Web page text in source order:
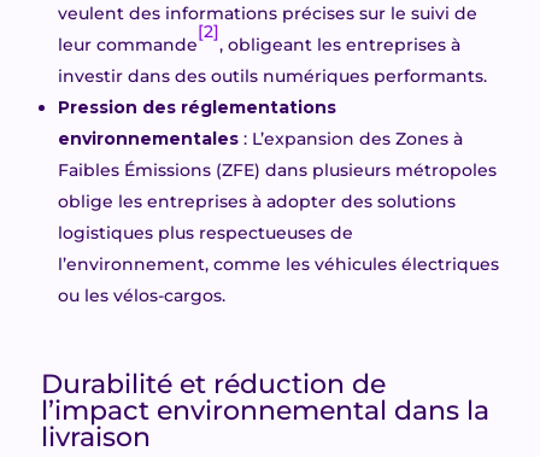
veulent des informations précises sur le suivi de
leur commande
[2]
, obligeant les entreprises à
investir dans des outils numériques performants.
Pression des réglementations
environnementales: L’expansion des Zones à
Faibles Émissions (ZFE) dans plusieurs métropoles
oblige les entreprises à adopter des solutions
logistiques plus respectueuses de
l’environnement, comme les véhicules électriques
ou les vélos-cargos.
Durabilité et réduction de
l’impact environnemental dans la
livraison